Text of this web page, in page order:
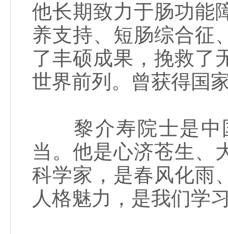
他长期致力于肠功能
养支持、短肠综合征
了丰硕成果，挽救了
世界前列。曾获得国
黎介寿院士是中
当。他是心济苍生、
科学家，是春风化雨
人格魅力，是我们学